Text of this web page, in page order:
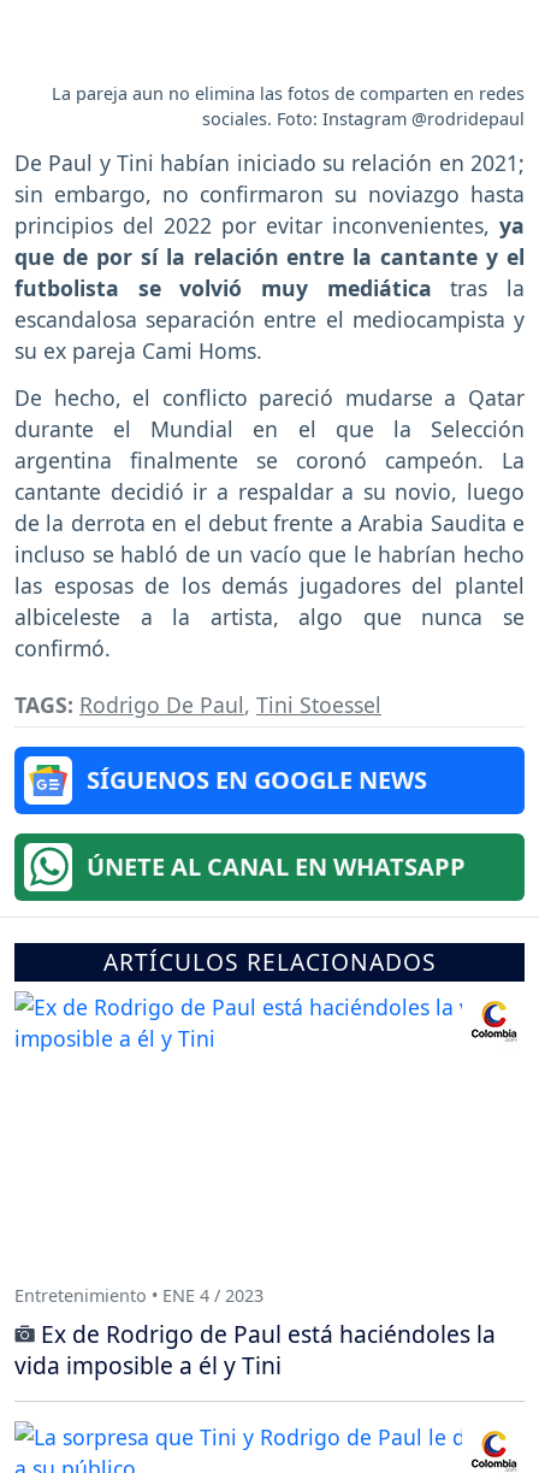
La pareja aun no elimina las fotos de comparten en redes
sociales. Foto: Instagram @rodridepaul
De Paul y Tini habían iniciado su relación en 2021;
sin embargo, no confirmaron su noviazgo hasta
principios del 2022 por evitar inconvenientes, ya
que de por sí la relación entre la cantante y el
futbolista se volvió muy mediática tras la
escandalosa separación entre el mediocampista y
su ex pareja Cami Homs.
De hecho, el conflicto pareció mudarse a Qatar
durante el Mundial en el que la Selección
argentina finalmente se coronó campeón. La
cantante decidió ir a respaldar a su novio, luego
de la derrota en el debut frente a Arabia Saudita e
incluso se habló de un vacío que le habrían hecho
las esposas de los demás jugadores del plantel
albiceleste a la artista, algo que nunca se
confirmó.
TAGS: Rodrigo De Paul, Tini Stoessel
SÍGUENOS EN GOOGLE NEWS
ÚNETE AL CANAL EN WHATSAPP
ARTÍCULOS RELACIONADOS
Entretenimiento • ENE 4 / 2023
Ex de Rodrigo de Paul está haciéndoles la
vida imposible a él y Tini